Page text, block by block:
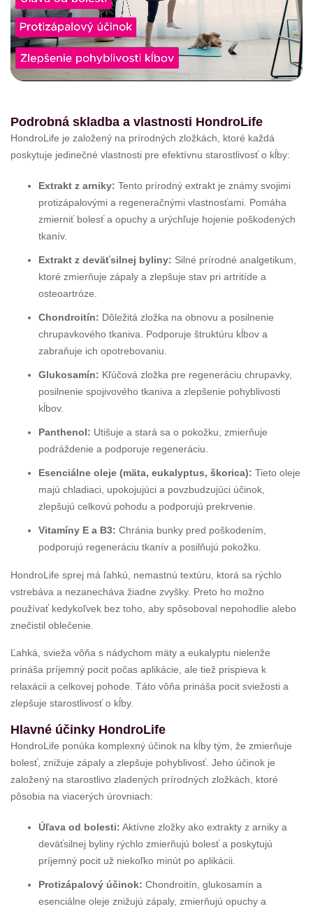
Podrobná skladba a vlastnosti HondroLife
HondroLife je založený na prírodných zložkách, ktoré každá
poskytuje jedinečné vlastnosti pre efektívnu starostlivosť o kĺby:
Extrakt z arniky: Tento prírodný extrakt je známy svojimi
protizápalovými a regeneračnými vlastnosťami. Pomáha
zmierniť bolesť a opuchy a urýchľuje hojenie poškodených
tkanív.
Extrakt z deväťsilnej byliny: Silné prírodné analgetikum,
ktoré zmierňuje zápaly a zlepšuje stav pri artritíde a
osteoartróze.
Chondroitín: Dôležitá zložka na obnovu a posilnenie
chrupavkového tkaniva. Podporuje štruktúru kĺbov a
zabraňuje ich opotrebovaniu.
Glukosamín: Kľúčová zložka pre regeneráciu chrupavky,
posilnenie spojivového tkaniva a zlepšenie pohyblivosti
kĺbov.
Panthenol: Utišuje a stará sa o pokožku, zmierňuje
podráždenie a podporuje regeneráciu.
Esenciálne oleje (mäta, eukalyptus, škorica): Tieto oleje
majú chladiaci, upokojujúci a povzbudzujúci účinok,
zlepšujú celkovú pohodu a podporujú prekrvenie.
Vitamíny E a B3: Chránia bunky pred poškodením,
podporujú regeneráciu tkanív a posilňujú pokožku.
HondroLife sprej má ľahkú, nemastnú textúru, ktorá sa rýchlo
vstrebáva a nezanecháva žiadne zvyšky. Preto ho možno
používať kedykoľvek bez toho, aby spôsoboval nepohodlie alebo
znečistil oblečenie.
Ľahká, svieža vôňa s nádychom mäty a eukalyptu nielenže
prináša príjemný pocit počas aplikácie, ale tiež prispieva k
relaxácii a celkovej pohode. Táto vôňa prináša pocit sviežosti a
zlepšuje starostlivosť o kĺby.
Hlavné účinky HondroLife
HondroLife ponúka komplexný účinok na kĺby tým, že zmierňuje
bolesť, znižuje zápaly a zlepšuje pohyblivosť. Jeho účinok je
založený na starostlivo zladených prírodných zložkách, ktoré
pôsobia na viacerých úrovniach:
Úľava od bolesti: Aktívne zložky ako extrakty z arniky a
deväťsilnej byliny rýchlo zmierňujú bolesť a poskytujú
príjemný pocit už niekoľko minút po aplikácii.
Protizápalový účinok: Chondroitín, glukosamín a
esenciálne oleje znižujú zápaly, zmierňujú opuchy a